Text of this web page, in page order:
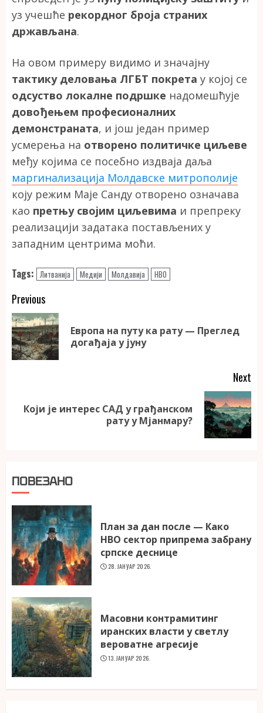
уз учешће рекордног броја страних
држављана.
На овом примеру видимо и значајну
тактику деловања ЛГБТ покрета у којој се
одсуство локалне подршке надомешћује
довођењем професионалних
демонстраната, и још један пример
усмерења на отворено политичке циљеве
међу којима се посебно издваја даља
маргинализација Молдавске митрополије
коју режим Маје Санду отворено означава
као претњу својим циљевима и препреку
реализацији задатака постављених у
западним центрима моћи.
Tags: Литванија Медији Молдавија НВО
Continue
Reading
Previous
Европа на путу ка рату — Преглед
догађаја у јуну
Next
NextКоји је интерес САД у грађанском
рату у Мјанмару?
ПОВЕЗАНО
План за дан после — Како
НВО сектор припрема забрану
српске деснице
28. ЈАНУАР 2026.
Масовни контрамитинг
иранских власти у светлу
вероватне агресије
13. ЈАНУАР 2026.